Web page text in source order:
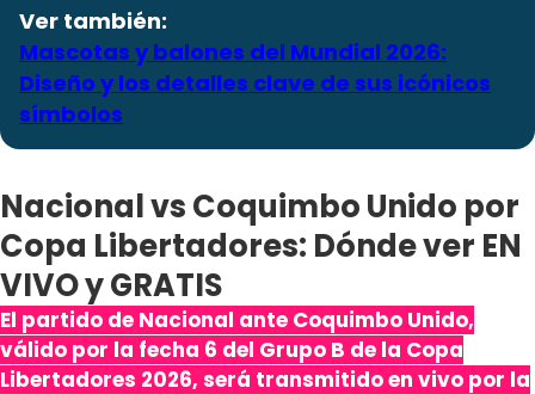
Ver también:
Mascotas y balones del Mundial 2026:
Diseño y los detalles clave de sus icónicos
símbolos
Nacional vs Coquimbo Unido por
Copa Libertadores: Dónde ver EN
VIVO y GRATIS
El partido de Nacional ante Coquimbo Unido,
válido por la fecha 6 del Grupo B de la Copa
Libertadores 2026, será transmitido en vivo por la